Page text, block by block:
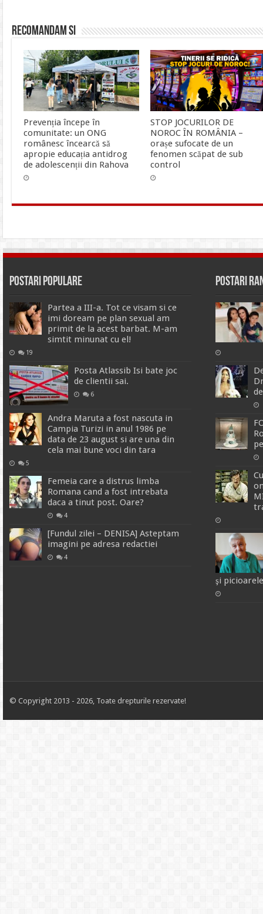
Recomandam si
Prevenția începe în
comunitate: un ONG
românesc încearcă să
apropie educația antidrog
de adolescenții din Rahova
STOP JOCURILOR DE
NOROC ÎN ROMÂNIA –
orașe sufocate de un
fenomen scăpat de sub
control
Postari Populare
Partea a III-a. Tot ce visam si ce
imi doream pe plan sexual am
primit de la acest barbat. M-am
simtit minunat cu el!
19
Posta Atlassib Isi bate joc
de clientii sai.
6
Andra Maruta a fost nascuta in
Campia Turizi in anul 1986 pe
data de 23 august si are una din
cela mai bune voci din tara
5
Femeia care a distrus limba
Romana cand a fost intrebata
daca a tinut post. Oare?
4
[Fundul zilei – DENISA] Asteptam
imagini pe adresa redactiei
4
Postari
şi
© Copyright 2013 - 2026, Toate drepturile rezervate!